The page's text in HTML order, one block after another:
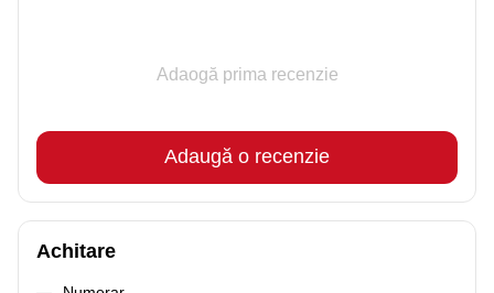
Adaogă prima recenzie
Adaugă o recenzie
Achitare